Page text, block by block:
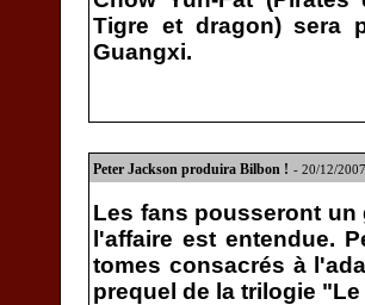
Tigre et dragon) sera
Guangxi.
Peter Jackson produira Bilbon ! - 20/12/
Les fans pousseront
l'affaire est entendue.
tomes consacrés à
prequel de la trilogie